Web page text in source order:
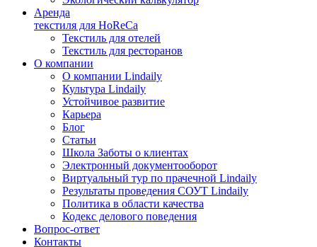
Аренда
текстиля для HoReCa
Текстиль для отелей
Текстиль для ресторанов
О компании
О компании Lindaily
Культура Lindaily
Устойчивое развитие
Карьера
Блог
Статьи
Школа Заботы о клиентах
Электронный документооборот
Виртуальный тур по прачечной Lindaily
Результаты проведения СОУТ Lindaily
Политика в области качества
Кодекс делового поведения
Вопрос-ответ
Контакты